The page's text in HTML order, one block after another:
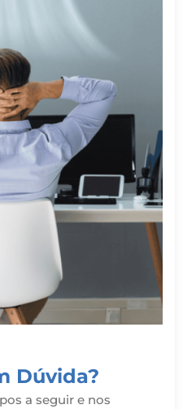
Dúvida?
a seguir e nos